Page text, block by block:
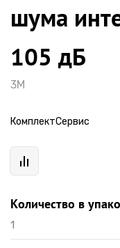
шума
105 дБ
3М
КомплектСервис
Количество в
1